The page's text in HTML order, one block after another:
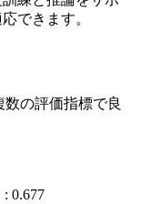
できます。
数の評価指標で良
: 0.677